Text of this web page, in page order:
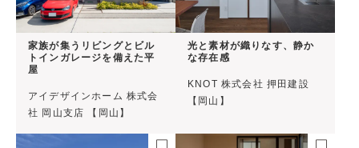
家族が集うリビングとビル
トインガレージを備えた平
屋
アイデザインホーム 株式会
社 岡山支店 【岡山】
光と素材が織りなす、静か
な存在感
KNOT 株式会社 押田建設
【岡山】